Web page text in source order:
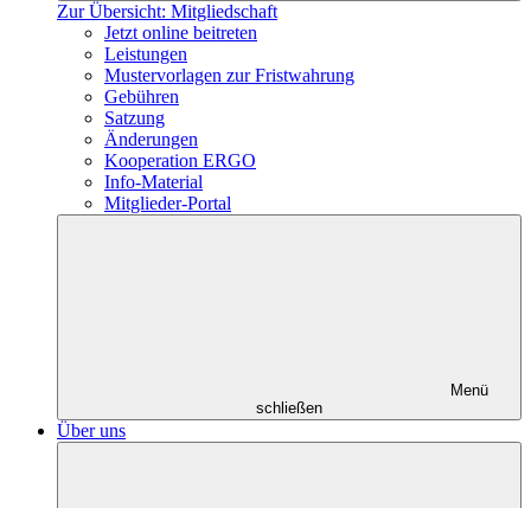
Zur Übersicht: Mitgliedschaft
Jetzt online beitreten
Leistungen
Mustervorlagen zur Fristwahrung
Gebühren
Satzung
Änderungen
Kooperation ERGO
Info-Material
Mitglieder-Portal
Menü
schließen
Über uns